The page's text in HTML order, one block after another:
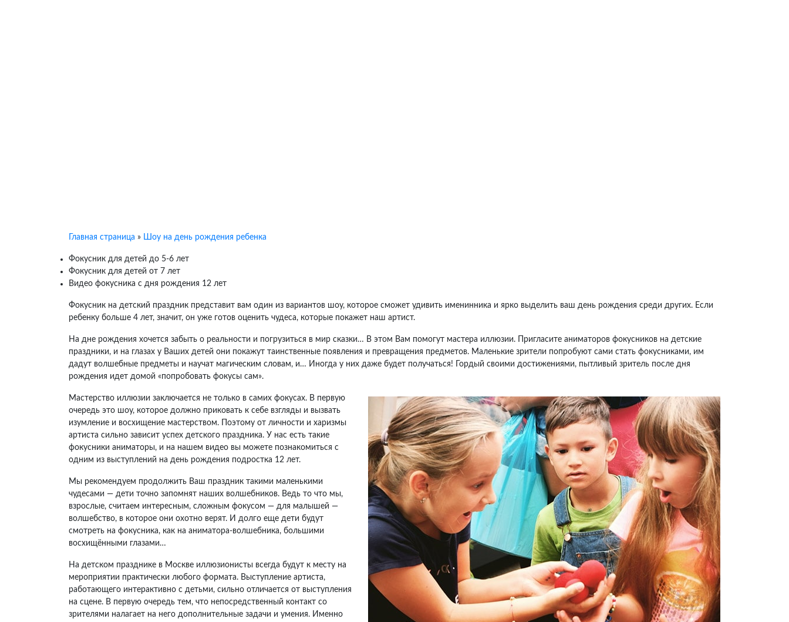
Главная страница » Шоу на день рождения ребенка
Фокусник для детей до 5-6 лет
Фокусник для детей от 7 лет
Видео фокусника с дня рождения 12 лет
Фокусник на детский праздник представит вам один из вариантов шоу, которое сможет удивить именинника и ярко выделить ваш день рождения среди других. Если
ребенку больше 4 лет, значит, он уже готов оценить чудеса, которые покажет наш артист.
На дне рождения хочется забыть о реальности и погрузиться в мир сказки… В этом Вам помогут мастера иллюзии. Пригласите аниматоров фокусников на детские
праздники, и на глазах у Ваших детей они покажут таинственные появления и превращения предметов. Маленькие зрители попробуют сами стать фокусниками, им
дадут волшебные предметы и научат магическим словам, и… Иногда у них даже будет получаться! Гордый своими достижениями, пытливый зритель после дня
рождения идет домой «попробовать фокусы сам».
Мастерство иллюзии заключается не только в самих фокусах. В первую
очередь это шоу, которое должно приковать к себе взгляды и вызвать
изумление и восхищение мастерством. Поэтому от личности и харизмы
артиста сильно зависит успех детского праздника. У нас есть такие
фокусники аниматоры, и на нашем видео вы можете познакомиться с
одним из выступлений на день рождения подростка 12 лет.
Мы рекомендуем продолжить Ваш праздник такими маленькими
чудесами — дети точно запомнят наших волшебников. Ведь то что мы,
взрослые, считаем интересным, сложным фокусом — для малышей —
волшебство, в которое они охотно верят. И долго еще дети будут
смотреть на фокусника, как на аниматора-волшебника, большими
восхищёнными глазами…
На детском празднике в Москве иллюзионисты всегда будут к месту на
мероприятии практически любого формата. Выступление артиста,
работающего интерактивно с детьми, сильно отличается от выступления
на сцене. В первую очередь тем, что непосредственный контакт со
зрителями налагает на него дополнительные задачи и умения. Именно